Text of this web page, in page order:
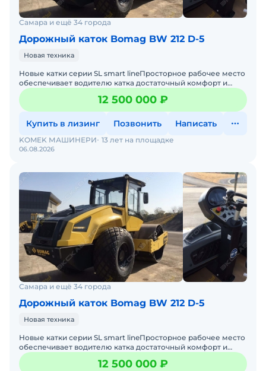
Самара и ещё 34 города
Дорожный каток Bomag BW 212 D-5
Новая техника
Новые катки серии SL smart lineПросторное рабочее место
обеспечивает водителю катка достаточный комфорт и
пространство для ног. Благодаря четкому обзору спереди
12 500 000 ₽
Купить в лизинг Позвонить Написать
06.08.2026
KOMEK МАШИНЕРИ 13 лет на площадке
Самара и ещё 34 города
Дорожный каток Bomag BW 212 D-5
Новая техника
Новые катки серии SL smart lineПросторное рабочее место
обеспечивает водителю катка достаточный комфорт и
пространство для ног. Благодаря четкому обзору спереди
12 500 000 ₽